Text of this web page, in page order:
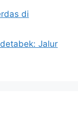
di
Jalur